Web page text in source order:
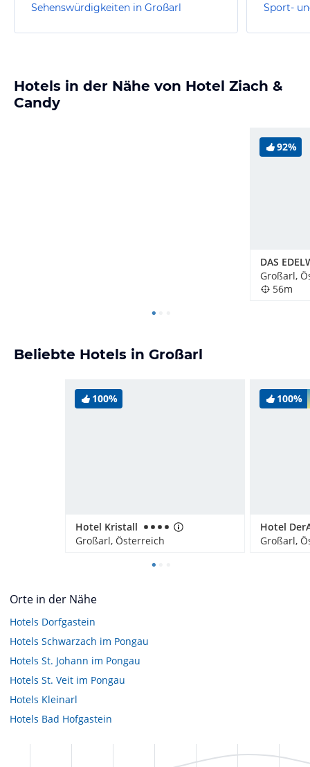
Sehenswürdigkeiten in Großarl Sport-
Hotels in der Nähe von Hotel Ziach &
Candy
92%
Großarl,
56m
Beliebte Hotels in Großarl
100%
Hotel Kristall
Großarl, Österreich
100%
Hotel
Großarl,
Orte in der Nähe
Hotels Dorfgastein
Hotels Schwarzach im Pongau
Hotels St. Johann im Pongau
Hotels St. Veit im Pongau
Hotels Kleinarl
Hotels Bad Hofgastein